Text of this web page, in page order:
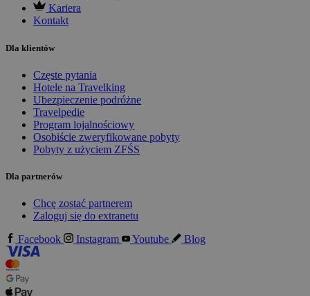
Kariera
Kontakt
Dla klientów
Częste pytania
Hotele na Travelking
Ubezpieczenie podróżne
Travelpedie
Program lojalnościowy
Osobiście zweryfikowane pobyty
Pobyty z użyciem ZFŚS
Dla partnerów
Chcę zostać partnerem
Zaloguj się do extranetu
Facebook
Instagram Youtube Blog